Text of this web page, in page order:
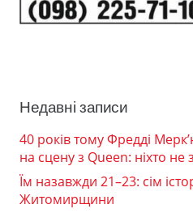
Недавні записи
40 років тому Фредді
на сцену з Queen: ніхто
Їм назавжди 21–23: сім
Житомирщини